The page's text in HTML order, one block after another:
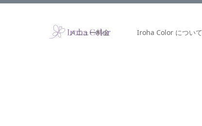
メニュー料金 Iroha Color について